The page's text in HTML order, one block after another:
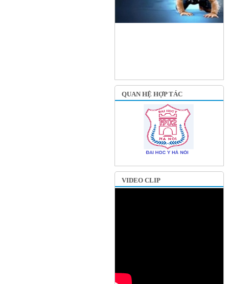
QUAN HỆ HỢP TÁC
VIDEO CLIP